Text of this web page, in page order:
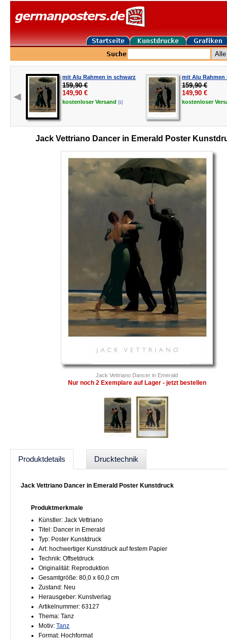
mit Alu Rahmen in schwarz
159,90 €
149,90 €
kostenloserVersand [i]
mit Alu Rahmen
159,90 €
149,90 €
kostenloser
Jack Vettriano Dancer in Emerald Poster
Jack Vettriano Dancer in Emerald
Nur noch 2 Exemplare auf Lager - jetzt bestellen
Produktdetails Drucktechnik
Jack Vettriano Dancer in Emerald Poster Kunstdruck
Produktmerkmale
Künstler: Jack Vettriano
Titel: Dancer in Emerald
Typ: Poster Kunstdruck
Art: hochwertiger Kunstdruck auf festem Papier
Technik: Offsetdruck
Originalität: Reproduktion
Gesamtgröße: 80,0 x 60,0 cm
Zustand: Neu
Herausgeber: Kunstverlag
Artikelnummer: 63127
Thema: Tanz
Motiv: Tanz
Format: Hochformat